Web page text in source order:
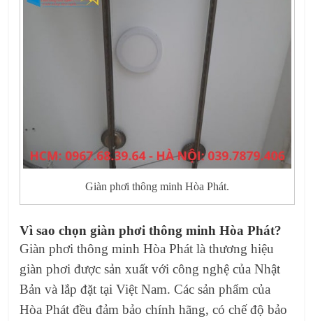
Giàn phơi thông minh Hòa Phát.
Vì sao chọn giàn phơi thông minh Hòa Phát?
Giàn phơi thông minh Hòa Phát là thương hiệu
giàn phơi được sản xuất với công nghệ của Nhật
Bản và lắp đặt tại Việt Nam. Các sản phẩm của
Hòa Phát đều đảm bảo chính hãng, có chế độ bảo